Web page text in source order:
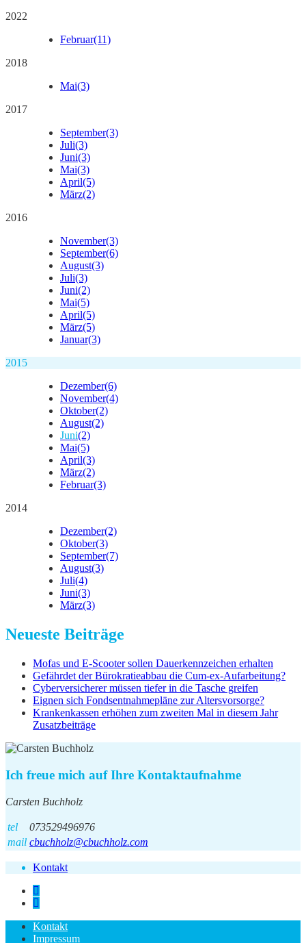
2022
Februar(11)
2018
Mai(3)
2017
September(3)
Juli(3)
Juni(3)
Mai(3)
April(5)
März(2)
2016
November(3)
September(6)
August(3)
Juli(3)
Juni(2)
Mai(5)
April(5)
März(5)
Januar(3)
2015
Dezember(6)
November(4)
Oktober(2)
August(2)
Juni(2)
Mai(5)
April(3)
März(2)
Februar(3)
2014
Dezember(2)
Oktober(3)
September(7)
August(3)
Juli(4)
Juni(3)
März(3)
Neueste Beiträge
Mofas und E-Scooter sollen Dauerkennzeichen erhalten
Gefährdet der Bürokratieabbau die Cum-ex-Aufarbeitung?
Cyberversicherer müssen tiefer in die Tasche greifen
Eignen sich Fondsentnahmepläne zur Altersvorsorge?
Krankenkassen erhöhen zum zweiten Mal in diesem Jahr
Zusatzbeiträge
Ich freue mich auf Ihre Kontaktaufnahme
Carsten Buchholz
tel
073529496976
mail cbuchholz@cbuchholz.com
Kontakt
Kontakt
Impressum